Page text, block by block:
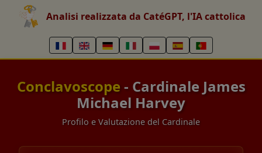
Analisi realizzata da CatéGPT, l'IA cattolica
Conclavoscope - Cardinale James
Michael Harvey
Profilo e Valutazione del Cardinale